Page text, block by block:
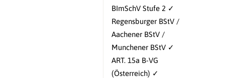
BImSchV Stufe 2 ✓
Regensburger BStV /
Aachener BStV /
Munchener BStV ✓
ART. 15a B-VG
(Österreich) ✓